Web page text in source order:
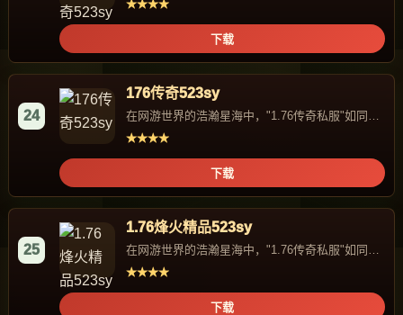
★★★★
下载
24
176传奇523sy
在网游世界的浩瀚星海中，"1.76传奇私服"如同一
颗独特的星辰，...
★★★★
下载
25
1.76烽火精品523sy
在网游世界的浩瀚星海中，"1.76传奇私服"如同一
颗独特的星辰，...
★★★★
下载